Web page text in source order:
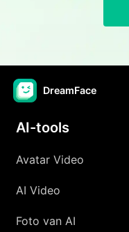
DreamFace
AI-tools
Avatar Video
AI Video
Foto van AI